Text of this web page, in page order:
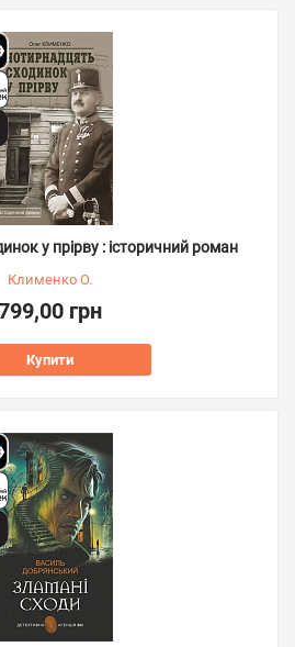
у прірву : історичний роман
Клименко О.
грн
Купити